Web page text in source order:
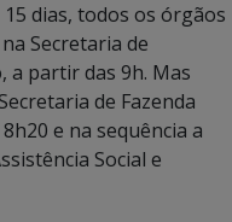
dias, todos os órgãos
Secretaria de
a partir das 9h. Mas
de Fazenda
e na sequência a
Social e